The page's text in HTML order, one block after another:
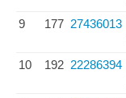
9 177 27436013
10 192 22286394